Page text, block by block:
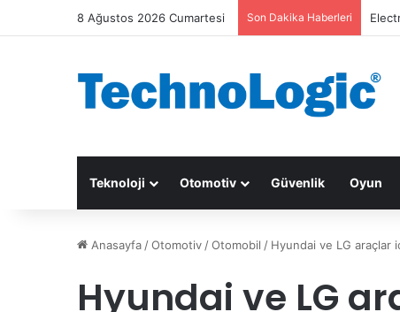
8 Ağustos 2026 Cumartesi Son Dakika Haberleri
Teknoloji Otomotiv Güvenlik Oyun
Anasayfa /Otomotiv /Otomobil / Hyundai ve LG araçlar
Hyundai ve LG